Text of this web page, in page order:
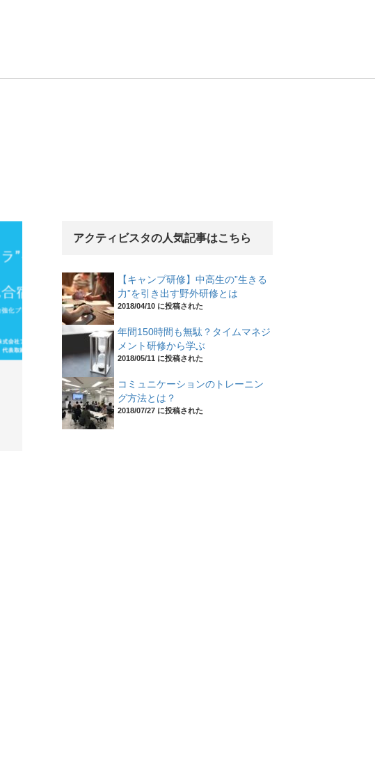
アクティビスタの人気記事はこちら
【キャンプ研修】中高生の”生きる
力”を引き出す野外研修とは
2018/04/10 に投稿された
年間150時間も無駄？タイムマネジ
メント研修から学ぶ
2018/05/11 に投稿された
コミュニケーションのトレーニン
グ方法とは？
2018/07/27 に投稿された